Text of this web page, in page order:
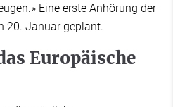
Eine erste Anhörung der
20. Januar geplant.
Europäische